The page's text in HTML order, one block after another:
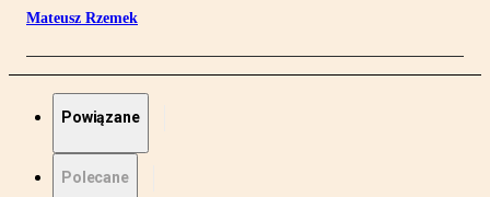
Mateusz Rzemek
Powiązane
Polecane